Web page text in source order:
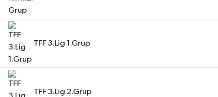
TFF 3.Lig 1.Grup
TFF 3.Lig 2.Grup